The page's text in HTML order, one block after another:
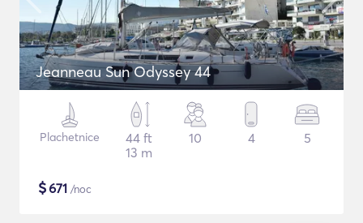
Jeanneau Sun Odyssey 44
Plachetnice
44 ft
13 m
10 4 5
$671 /noc